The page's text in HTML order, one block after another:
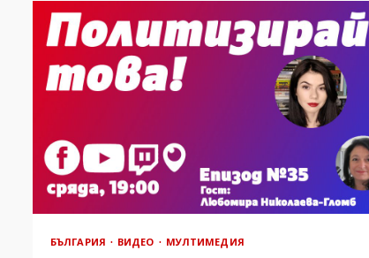
БЪЛГАРИЯ ВИДЕО МУЛТИМЕДИЯ